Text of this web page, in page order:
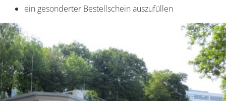
ein gesonderter Bestellschein auszufüllen